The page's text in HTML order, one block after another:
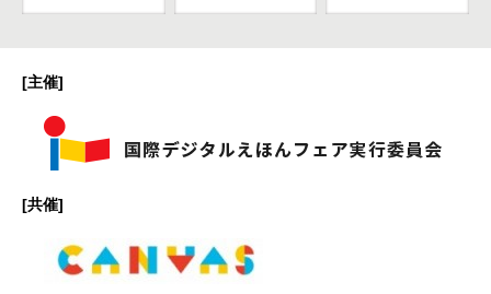
[主催]
[共催]